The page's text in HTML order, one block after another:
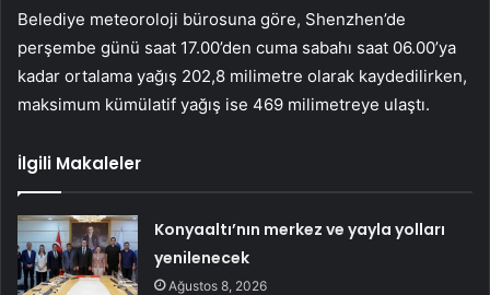
Belediye meteoroloji bürosuna göre, Shenzhen’de
perşembe günü saat 17.00’den cuma sabahı saat 06.00’ya
kadar ortalama yağış 202,8 milimetre olarak kaydedilirken,
maksimum kümülatif yağış ise 469 milimetreye ulaştı.
İlgili Makaleler
Konyaaltı’nın merkez ve yayla yolları
yenilenecek
Ağustos 8, 2026